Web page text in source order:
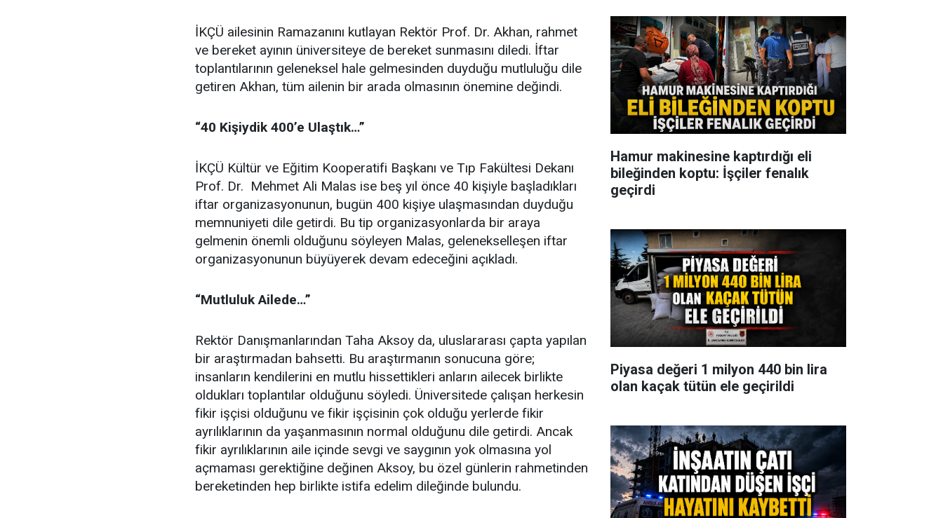
İKÇÜ ailesinin Ramazanını kutlayan Rektör Prof. Dr. Akhan, rahmet
ve bereket ayının üniversiteye de bereket sunmasını diledi. İftar
toplantılarının geleneksel hale gelmesinden duyduğu mutluluğu dile
getiren Akhan, tüm ailenin bir arada olmasının önemine değindi.
“40 Kişiydik 400’e Ulaştık…”
İKÇÜ Kültür ve Eğitim Kooperatifi Başkanı ve Tıp Fakültesi Dekanı
Prof. Dr. Mehmet Ali Malas ise beş yıl önce 40 kişiyle başladıkları
iftar organizasyonunun, bugün 400 kişiye ulaşmasından duyduğu
memnuniyeti dile getirdi. Bu tip organizasyonlarda bir araya
gelmenin önemli olduğunu söyleyen Malas, gelenekselleşen iftar
organizasyonunun büyüyerek devam edeceğini açıkladı.
“Mutluluk Ailede…”
Rektör Danışmanlarından Taha Aksoy da, uluslararası çapta yapılan
bir araştırmadan bahsetti. Bu araştırmanın sonucuna göre;
insanların kendilerini en mutlu hissettikleri anların ailecek birlikte
oldukları toplantılar olduğunu söyledi. Üniversitede çalışan herkesin
fikir işçisi olduğunu ve fikir işçisinin çok olduğu yerlerde fikir
ayrılıklarının da yaşanmasının normal olduğunu dile getirdi. Ancak
fikir ayrılıklarının aile içinde sevgi ve saygının yok olmasına yol
açmaması gerektiğine değinen Aksoy, bu özel günlerin rahmetinden
bereketinden hep birlikte istifa edelim dileğinde bulundu.
Hamur makinesine kaptırdığı eli
bileğinden koptu: İşçiler fenalık
geçirdi
Piyasa değeri 1 milyon 440 bin lira
olan kaçak tütün ele geçirildi